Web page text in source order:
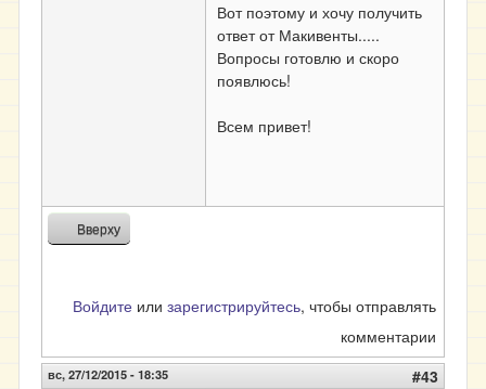
Вот поэтому и хочу получить
ответ от Макивенты.....
Вопросы готовлю и скоро
появлюсь!
Всем привет!
Вверху
Войдите или зарегистрируйтесь, чтобы отправлять
комментарии
вс, 27/12/2015 - 18:35 #43